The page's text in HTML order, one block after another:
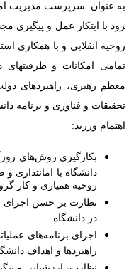
عنوان سرپرست مدیریت
با ابتکار عمل و پیگیری
انقلابی و با همکاری
امکانات و ظرفیت­های
رهبری، راهبردهای
ورزید:
بکارگیری روش­‌های
دانشگاه با امانتداری
روحیه همیاری و کار
نظارت بر حسن اجرای
در دانشگاه
اجرای برنامه‌­های
راهبردها و اهداف دانشگاه